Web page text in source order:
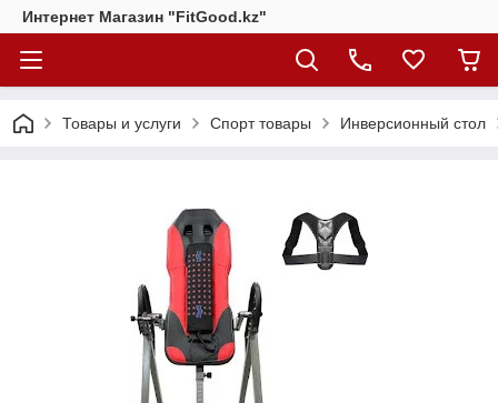
Интернет Магазин "FitGood.kz"
Товары и услуги Спорт товары Инверсионный стол